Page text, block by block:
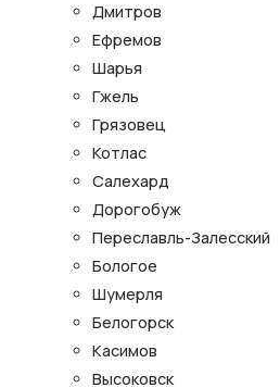
Дмитров
Ефремов
Шарья
Гжель
Грязовец
Котлас
Салехард
Дорогобуж
Переславль-Залесский
Бологое
Шумерля
Белогорск
Касимов
Высоковск